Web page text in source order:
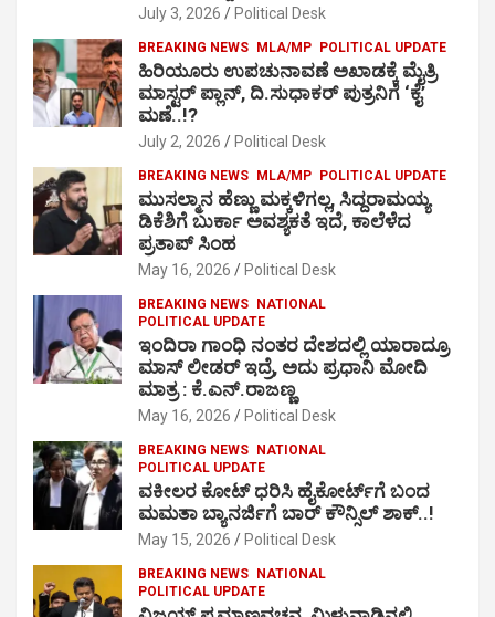
July 3, 2026 Political Desk
BREAKING NEWS MLA/MP POLITICAL UPDATE
ಹಿರಿಯೂರು ಉಪಚುನಾವಣೆ ಅಖಾಡಕ್ಕೆ ಮೈತ್ರಿ
ಮಾಸ್ಟರ್ ಪ್ಲಾನ್, ದಿ.ಸುಧಾಕರ್ ಪುತ್ರನಿಗೆ ‘ಕೈ’
ಮಣೆ..!?
July 2, 2026 Political Desk
BREAKING NEWS MLA/MP POLITICAL UPDATE
ಮುಸಲ್ಮಾನ ಹೆಣ್ಣು ಮಕ್ಕಳಿಗಲ್ಲ, ಸಿದ್ದರಾಮಯ್ಯ
ಡಿಕೆಶಿಗೆ ಬುರ್ಕಾ ಅವಶ್ಯಕತೆ ಇದೆ, ಕಾಲೆಳೆದ
ಪ್ರತಾಪ್ ಸಿಂಹ
May 16, 2026 Political Desk
BREAKING NEWS
NATIONAL
POLITICAL UPDATE
ಇಂದಿರಾ ಗಾಂಧಿ ನಂತರ ದೇಶದಲ್ಲಿ ಯಾರಾದ್ರೂ
ಮಾಸ್ ಲೀಡರ್ ಇದ್ರೆ, ಅದು ಪ್ರಧಾನಿ ಮೋದಿ
ಮಾತ್ರ : ಕೆ.ಎನ್.ರಾಜಣ್ಣ
May 16, 2026 Political Desk
BREAKING NEWS
NATIONAL
POLITICAL UPDATE
ವಕೀಲರ ಕೋಟ್ ಧರಿಸಿ ಹೈಕೋರ್ಟ್​ಗೆ ಬಂದ
ಮಮತಾ ಬ್ಯಾನರ್ಜಿಗೆ ಬಾರ್ ಕೌನ್ಸಿಲ್ ಶಾಕ್..!
May 15, 2026 Political Desk
BREAKING NEWS
NATIONAL
POLITICAL UPDATE